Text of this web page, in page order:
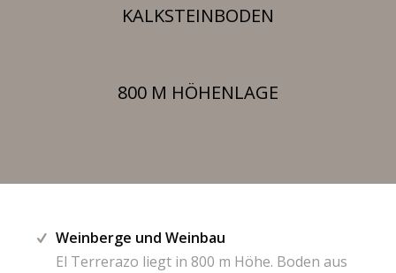
KALKSTEINBODEN
800 M HÖHENLAGE
Weinberge und Weinbau
El Terrerazo liegt in 800 m Höhe. Boden aus